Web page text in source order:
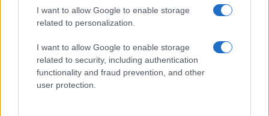
I want to allow Google to enable storage
related to personalization.
I want to allow Google to enable storage
related to security, including authentication
functionality and fraud prevention, and other
user protection.
NECROLOGIE
Mario Malu